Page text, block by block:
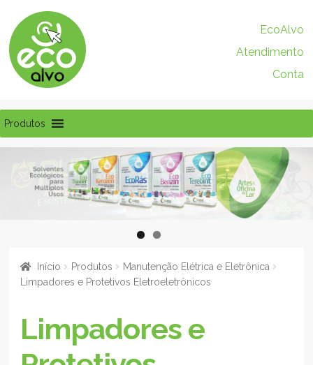
Pular
para
navegação
Pular
para
o
conteúdo
EcoAlvo
Atendimento
Conta
Produtos
Início Produtos
Manutenção Elétrica e Eletrônica
Limpadores e Protetivos Eletroeletrônicos
Limpadores e